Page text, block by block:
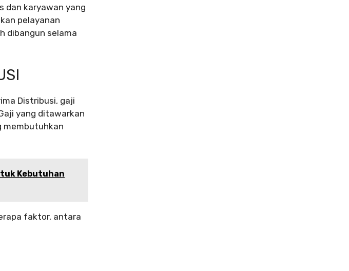
dan karyawan yang
pelayanan
dibangun selama
Distribusi, gaji
yang ditawarkan
membutuhkan
Kebutuhan
faktor, antara